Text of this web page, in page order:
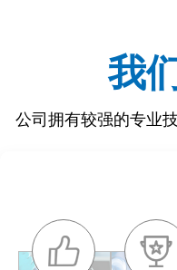
我
公司拥有较强的专业